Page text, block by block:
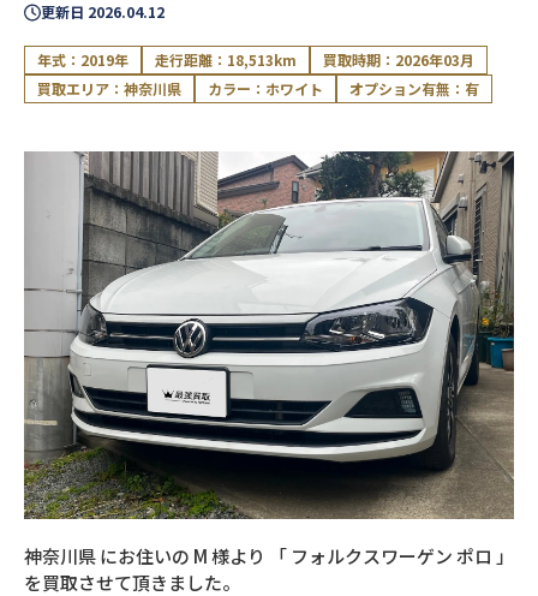
閉じる
更新日 2026.04.12
年式：2019年 走行距離：18,513km
買取時期：2026年03月
買取エリア：神奈川県
カラー：ホワイト オプション有無：有
神奈川県にお住いの M様より 「 フォルクスワーゲン ポロ 」
を買取させて頂きました。